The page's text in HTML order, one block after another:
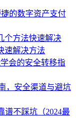
的数字资产支付
个方法快速解决
速解决方法
会的安全转移指
，安全渠道与避坑
谱不踩坑（2024最